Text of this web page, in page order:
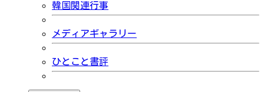
韓国関連行事
メディアギャラリー
ひとこと書評